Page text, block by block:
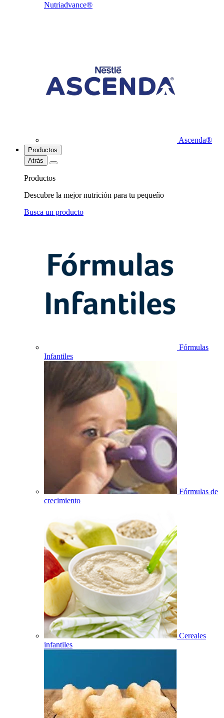
Nutriadvance®
Ascenda®
Productos
Atrás
Productos
Descubre la mejor nutrición para tu pequeño
Busca un producto
Fórmulas
Infantiles
Fórmulas de
crecimiento
Cereales
infantiles